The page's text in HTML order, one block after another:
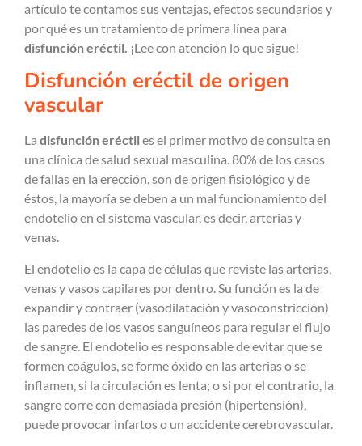
artículo te contamos sus ventajas, efectos secundarios y
por qué es un tratamiento de primera línea para
disfunción eréctil. ¡Lee con atención lo que sigue!
Disfunción eréctil de origen
vascular
La disfunción eréctil es el primer motivo de consulta en
una clínica de salud sexual masculina. 80% de los casos
de fallas en la erección, son de origen fisiológico y de
éstos, la mayoría se deben a un mal funcionamiento del
endotelio en el sistema vascular, es decir, arterias y
venas.
El endotelio es la capa de células que reviste las arterias,
venas y vasos capilares por dentro. Su función es la de
expandir y contraer (vasodilatación y vasoconstricción)
las paredes de los vasos sanguíneos para regular el flujo
de sangre. El endotelio es responsable de evitar que se
formen coágulos, se forme óxido en las arterias o se
inflamen, si la circulación es lenta; o si por el contrario, la
sangre corre con demasiada presión (hipertensión),
puede provocar infartos o un accidente cerebrovascular.